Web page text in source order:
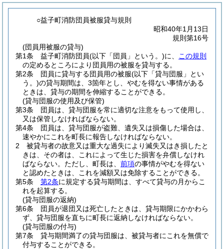
○益子町消防団員被服貸与規則
昭和40年1月13日
規則第16号
(団員用被服の貸与)
第1条
益子町消防団員(以下「団員」という。)に、
この規則
の定めるところにより団員用の被服を貸与する。
第2条
団員に貸与する団員用の被服(以下「貸与団服」とい
う。)の貸与期間は、3箇年とし、やむを得ない事情がある
ときは、貸与の期間を伸縮することができる。
(貸与団服の使用及び保管)
第3条
団員は、貸与団服を常に適切な注意をもって使用し、
又は保管しなければならない。
第4条
団員は、貸与団服が盗難、遺失又は損傷した場合は、
速やかにこれを町長に報告しなければならない。
2
被貸与者の故意又は重大な過失により滅失又はき損したと
きは、その者は、これによって生じた損害を弁償しなけれ
ばならない。 ただし、町長は、 前項の事情がやむを得ない
と認めたときは、これを減額又は免除することができる。
第5条
第2条に規定する貸与期間は、すべて貸与の月からこ
れを起算する。
(貸与団服の返納)
第6条
団員が退団又は死亡したときは、貸与期限にかかわら
ず、貸与団服を直ちに町長に返納しなければならない。
(貸与団服の付与)
第7条
貸与期間満了の貸与団服は、被貸与者にこれを無償で
付与することができる。